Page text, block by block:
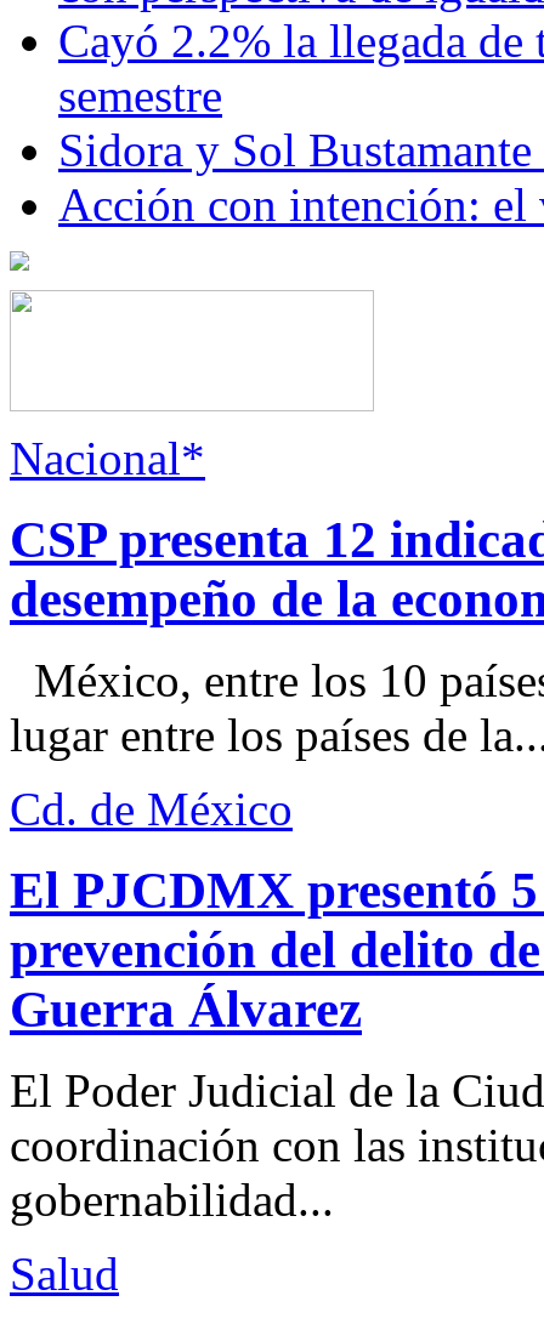
Cayó 2.2% la llegada de
semestre
Sidora y Sol
Acción con intención: el
Nacional*
CSP presenta 12
desempeño de la
México, entre los 10
lugar entre los países de
Cd. de México
El PJCDMX presentó
prevención del delito
Guerra Álvarez
El Poder Judicial de la
coordinación con las
gobernabilidad...
Salud